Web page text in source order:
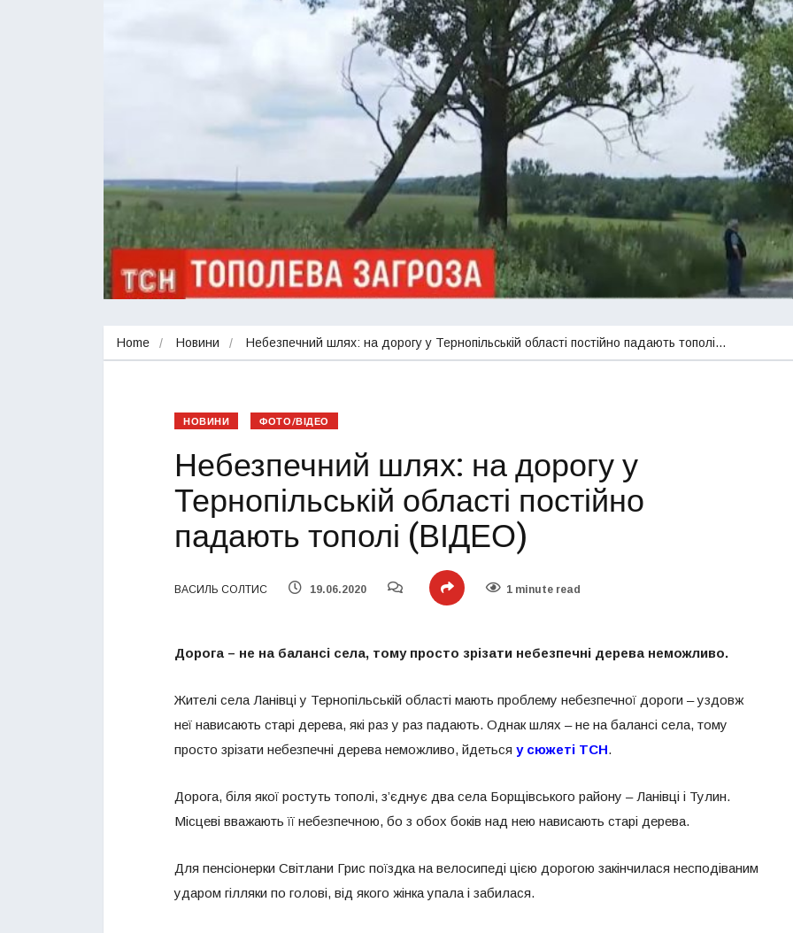
Home Новини Небезпечний шлях: на дорогу у Тернопільській області постійно падають тополі…
НОВИНИ ФОТО/ВІДЕО
Небезпечний шлях: на дорогу у
Тернопільській області постійно
падають тополі (ВІДЕО)
ВАСИЛЬ СОЛТИС 19.06.2020 1 minute read
Дорога – не на балансі села, тому просто зрізати небезпечні дерева неможливо.
Жителі села Ланівці у Тернопільській області мають проблему небезпечної дороги – уздовж
неї нависають старі дерева, які раз у раз падають. Однак шлях – не на балансі села, тому
просто зрізати небезпечні дерева неможливо, йдеться у сюжеті ТСН.
Дорога, біля якої ростуть тополі, з’єднує два села Борщівського району – Ланівці і Тулин.
Місцеві вважають її небезпечною, бо з обох боків над нею нависають старі дерева.
Для пенсіонерки Світлани Грис поїздка на велосипеді цією дорогою закінчилася несподіваним
ударом гілляки по голові, від якого жінка упала і забилася.